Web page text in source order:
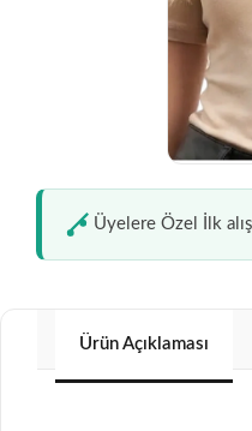
Üyelere Özel İlk
Ürün Açıklaması